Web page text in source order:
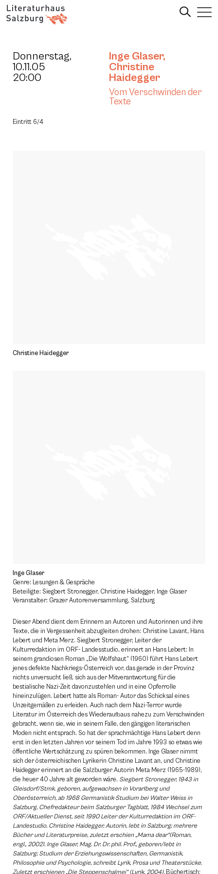
Donnerstag,
10.11.05
20:00
Inge Glaser,
Christine
Haidegger
Vom Verschwinden der
Texte
Eintritt 6/4
Christine Haidegger
Inge Glaser
Genre: Lesungen & Gespräche
Beteiligte: Siegbert Stronegger, Christine Haidegger, Inge Glaser
Veranstalter: Grazer Autorenversammlung, Salzburg
Dieser Abend dient dem Erinnern an Autoren und Autorinnen und ihre
Texte, die in Vergessenheit abzugleiten drohen: Christine Lavant, Hans
Lebert und Meta Merz. Siegbert Stronegger, Leiter der
Kulturredaktion im ORF- Landesstudio, erinnert an Hans Lebert: In
seinem grandiosen Roman „Die Wolfshaut“ (1960) führt Hans Lebert
jenes defekte Nachkriegs-Österreich vor, das gerade in der Provinz
nichts unversucht ließ, sich aus der Mitverantwortung für die
bestialische Nazi-Zeit davonzustehlen und in eine Opferrolle
hineinzulügen. Lebert hatte als Roman- Autor das Schicksal eines
Unzeitgemäßen zu erleiden. Auch nach dem Nazi-Terror wurde
Literatur im Österreich des Wiederaufbaus nahezu zum Verschwinden
gebracht, wenn sie, wie in seinem Falle, den gängigen literarischen
Moden nicht entsprach. So hat der sprachmächtige Hans Lebert denn
erst in den letzten Jahren vor seinem Tod im Jahre 1993 so etwas wie
öffentliche Wertschätzung zu spüren bekommen. Inge Glaser nimmt
sich der österreichischen Lyrikerin Christine Lavant an, und Christine
Haidegger erinnert an die Salzburger Autorin Meta Merz (1965-1989),
die heuer 40 Jahre alt geworden wäre. Siegbert Stronegger, 1943 in
Gleisdorf/Stmk. geboren, aufgewachsen in Vorarlberg und
Oberösterreich, ab 1968 Germanistik-Studium bei Walter Weiss in
Salzburg, Chefredakteur beim Salzburger Tagblatt, 1984 Wechsel zum
ORF/Aktueller Dienst, seit 1990 Leiter der Kulturredaktion im ORF-
Landestudio. Christine Haidegger, Autorin, lebt in Salzburg; mehrere
Bücher und Literaturpreise, zuletzt erschien „Mama dear“(Roman,
engl., 2002). Inge Glaser, Mag. Dr. Dr. phil. Prof., geboren/lebt in
Salzburg; Studium der Erziehungswissenschaften, Germanistik,
Philosophie und Psychologie, schreibt Lyrik, Prosa und Theaterstücke.
Zuletzt erschienen „Die Steppenschalmei“ (Lyrik, 2004). Büchertisch: